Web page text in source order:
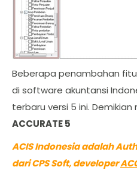
Beberapa penambahan
di software akuntansi
terbaru versi 5 ini.
ACCURATE 5
ACIS Indonesia adalah
dari CPS Soft, developer